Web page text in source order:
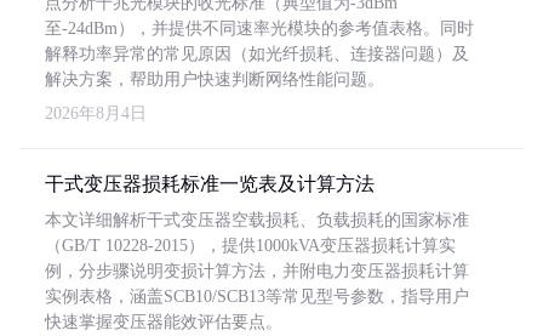
至-24dBm），并提供不同速率光模块的参考值表格。同时
解释功率异常的常见原因（如光纤损耗、连接器问题）及
解决方案，帮助用户快速判断网络性能问题。
2026年8月4日
干式变压器损耗标准一览表及计算方法
本文详细解析干式变压器空载损耗、负载损耗的国家标准
（GB/T 10228-2015），提供1000kVA变压器损耗计算实
例，分步骤说明变损计算方法，并附电力变压器损耗计算
实例表格，涵盖SCB10/SCB13等常见型号参数，指导用户
快速掌握变压器能效评估要点。